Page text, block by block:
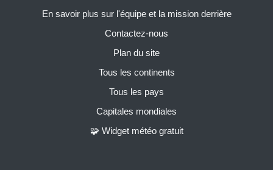
En savoir plus sur l'équipe et la mission derrière
Contactez-nous
Plan du site
Tous les continents
Tous les pays
Capitales mondiales
🧩 Widget météo gratuit